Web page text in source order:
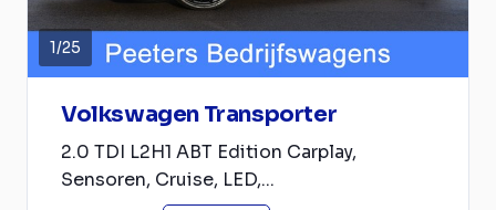
1/25
Volkswagen Transporter
2.0 TDI L2H1 ABT Edition Carplay,
Sensoren, Cruise, LED,...